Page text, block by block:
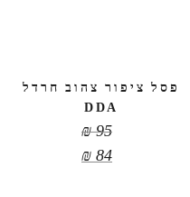
פסל ציפור צהוב חרדל
DDA
₪95
₪ 84